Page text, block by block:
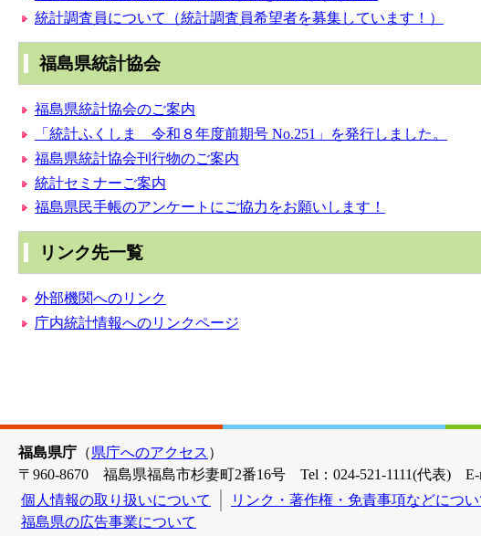
統計調査員について（統計調査員希望者を募集しています！）
福島県統計協会
福島県統計協会のご案内
「統計ふくしま 令和８年度前期号 No.251」を発行しました。
福島県統計協会刊行物のご案内
統計セミナーご案内
福島県民手帳のアンケートにご協力をお願いします！
リンク先一覧
外部機関へのリンク
庁内統計情報へのリンクページ
福島県庁 （県庁へのアクセス ）
〒960-8670 福島県福島市杉妻町2番16号 Tel：024-521-1111(代表) E-
個人情報の取り扱いについて
リンク・著作権・免責事項などについ
福島県の広告事業について